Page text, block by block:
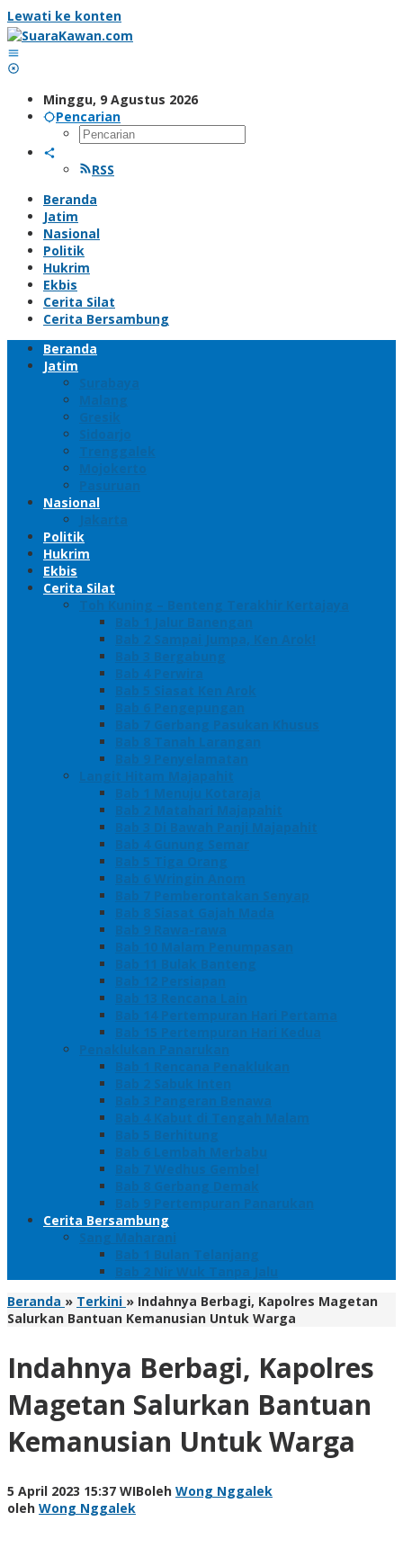
Lewati ke konten
Minggu, 9 Agustus 2026
Pencarian
RSS
Beranda
Jatim
Nasional
Politik
Hukrim
Ekbis
Cerita Silat
Cerita Bersambung
Beranda
Jatim
Surabaya
Malang
Gresik
Sidoarjo
Trenggalek
Mojokerto
Pasuruan
Nasional
Jakarta
Politik
Hukrim
Ekbis
Cerita Silat
Toh Kuning – Benteng Terakhir Kertajaya
Bab 1 Jalur Banengan
Bab 2 Sampai Jumpa, Ken Arok!
Bab 3 Bergabung
Bab 4 Perwira
Bab 5 Siasat Ken Arok
Bab 6 Pengepungan
Bab 7 Gerbang Pasukan Khusus
Bab 8 Tanah Larangan
Bab 9 Penyelamatan
Langit Hitam Majapahit
Bab 1 Menuju Kotaraja
Bab 2 Matahari Majapahit
Bab 3 Di Bawah Panji Majapahit
Bab 4 Gunung Semar
Bab 5 Tiga Orang
Bab 6 Wringin Anom
Bab 7 Pemberontakan Senyap
Bab 8 Siasat Gajah Mada
Bab 9 Rawa-rawa
Bab 10 Malam Penumpasan
Bab 11 Bulak Banteng
Bab 12 Persiapan
Bab 13 Rencana Lain
Bab 14 Pertempuran Hari Pertama
Bab 15 Pertempuran Hari Kedua
Penaklukan Panarukan
Bab 1 Rencana Penaklukan
Bab 2 Sabuk Inten
Bab 3 Pangeran Benawa
Bab 4 Kabut di Tengah Malam
Bab 5 Berhitung
Bab 6 Lembah Merbabu
Bab 7 Wedhus Gembel
Bab 8 Gerbang Demak
Bab 9 Pertempuran Panarukan
Cerita Bersambung
Sang Maharani
Bab 1 Bulan Telanjang
Bab 2 Nir Wuk Tanpa Jalu
Beranda » Terkini » Indahnya Berbagi, Kapolres Magetan
Salurkan Bantuan Kemanusian Untuk Warga
Indahnya Berbagi, Kapolres
Magetan Salurkan Bantuan
Kemanusian Untuk Warga
5 April 2023 15:37 WIBoleh Wong Nggalek
oleh Wong Nggalek